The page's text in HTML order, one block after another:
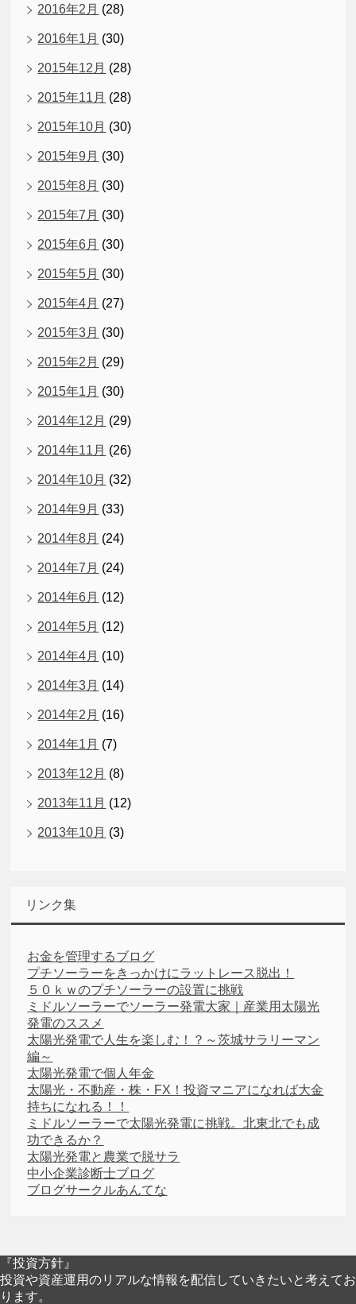
2016年2月 (28)
2016年1月 (30)
2015年12月 (28)
2015年11月 (28)
2015年10月 (30)
2015年9月 (30)
2015年8月 (30)
2015年7月 (30)
2015年6月 (30)
2015年5月 (30)
2015年4月 (27)
2015年3月 (30)
2015年2月 (29)
2015年1月 (30)
2014年12月 (29)
2014年11月 (26)
2014年10月 (32)
2014年9月 (33)
2014年8月 (24)
2014年7月 (24)
2014年6月 (12)
2014年5月 (12)
2014年4月 (10)
2014年3月 (14)
2014年2月 (16)
2014年1月 (7)
2013年12月 (8)
2013年11月 (12)
2013年10月 (3)
リンク集
お金を管理するブログ
プチソーラーをきっかけにラットレース脱出！
５０ｋｗのプチソーラーの設置に挑戦
ミドルソーラーでソーラー発電大家｜産業用太陽光
発電のススメ
太陽光発電で人生を楽しむ！？～茨城サラリーマン
編～
太陽光発電で個人年金
太陽光・不動産・株・FX！投資マニアになれば大金
持ちになれる！！
ミドルソーラーで太陽光発電に挑戦。北東北でも成
功できるか？
太陽光発電と農業で脱サラ
中小企業診断士ブログ
ブログサークルあんてな
『投資方針』
投資や資産運用のリアルな情報を配信していきたいと考えてお
ります。